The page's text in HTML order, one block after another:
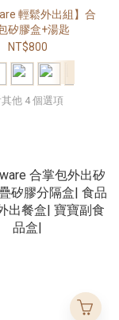
輕鬆外出組】合
矽膠盒+湯匙
NT$800
他 4 個選項